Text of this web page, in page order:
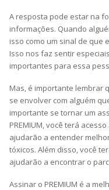
A resposta pode estar na
informações. Quando
isso como um sinal de que
Isso nos faz sentir
importantes para essa
Mas, é importante lembrar
se envolver com alguém
importante se tornar um
PREMIUM, você terá
ajudarão a entender
tóxicos. Além disso, você
ajudarão a encontrar o
Assinar o PREMIUM é a